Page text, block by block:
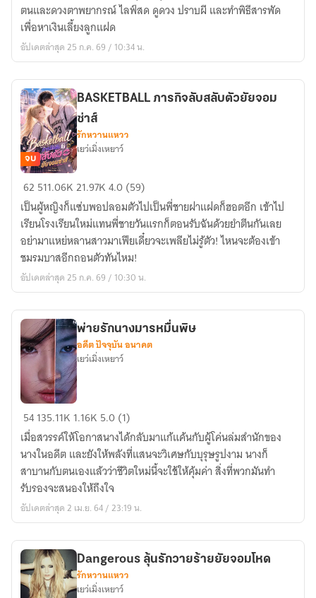
คุณ
แม่
ลูก
[จบ]
ตนและดวงตาพยากรณ์ ไลฟ์สด ดูดวง ปราบผี และทำพิธีสารพัด
เพื่อหาเงินเลี้ยงลูกแฝด
อัปเดตล่าสุด 25 ก.ค. 69 / 10:34 น.
BASKETBALL
ภารกิจ
ลับ
สลับ
ตัว
ยัย
จอม
ส์
จบ
BASKETBALL ภารกิจลับสลับตัวยัยจอม
ซ่าส์
รักหวานแหวว
เยว่เมิ่งเหยาว์
62 511.06K21.97K4.0 (59)
เป็นผู้หญิงก็แซ่บพอปลอมตัวไปเป็นพี่ชายฝาแฝดก็ฮอตอีก เข้าไป
เรียนโรงเรียนใหม่แทนพี่ชายวันแรกก็ตอนรับฉันด้วยยำตีนกันเลย
อย่ามาแหย่หลานสาวมาเฟียเดี๋ยวจะเพลียไม่รู้ตัว! ไหนจะต้องเข้า
ชมรมบาสอีกถอนตัวทันไหม!
อัปเดตล่าสุด 25 ก.ค. 69 / 10:30 น.
พ่าย
รัก
นาง
มาร
หมื่น
พิษ
พ่ายรักนางมารหมื่นพิษ
อดีต ปัจจุบัน อนาคต
เยว่เมิ่งเหยาว์
54135.11K 1.16K 5.0 (1)
เมื่อสวรรค์ให้โอกาสนางได้กลับมาแก้แค้นกับผู้โค่นล่มสำนักของ
นางในอดีต และยังให้พลังที่แสนจะวิเศษกับบุรุษรูปงาม นางก็
สาบานกับตนเองแล้วว่าชีวิตใหม่นี้จะใช้ให้คุ้มค่า สิ่งที่พวกมันทำ
รับรองจะสนองให้ถึงใจ
อัปเดตล่าสุด 2 เม.ย. 64 / 23:19 น.
Dangerous ลุ้นรักวายร้ายยัยจอมโหด
รักหวานแหวว
เยว่เมิ่งเหยาว์